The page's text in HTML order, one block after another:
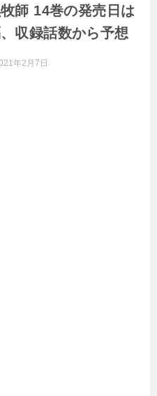
師 14巻の発売日は
収録話数から予想
年2月7日